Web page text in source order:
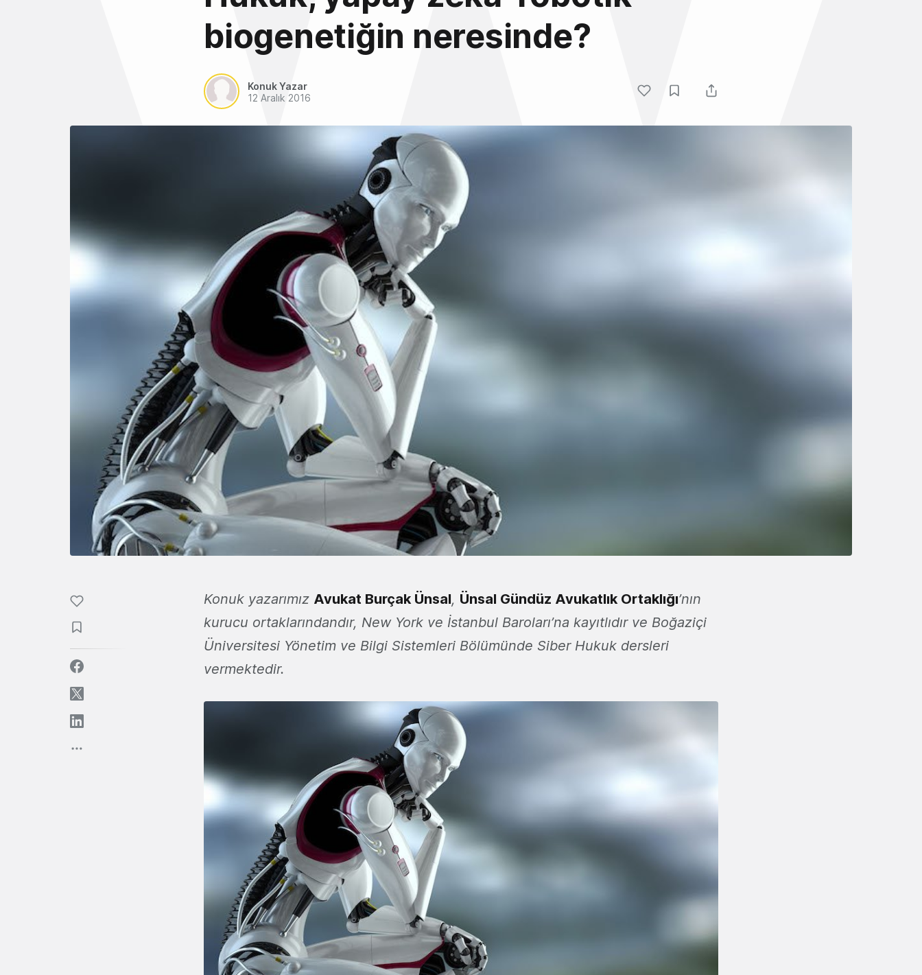
biogenetiğin neresinde?
Konuk Yazar
12 Aralık 2016
Konuk yazarımız Avukat Burçak Ünsal, Ünsal Gündüz Avukatlık Ortaklığı’nın
kurucu ortaklarındandır, New York ve İstanbul Baroları’na kayıtlıdır ve Boğaziçi
Üniversitesi Yönetim ve Bilgi Sistemleri Bölümünde Siber Hukuk dersleri
vermektedir.